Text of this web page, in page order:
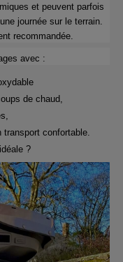
et peuvent parfois
journée sur le terrain.
recommandée.
avec :
de chaud,
transport confortable.
?